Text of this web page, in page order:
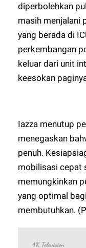
diperbolehkan
masih menjalani
yang berada di
perkembangan
keluar dari unit
keesokan
Iazza menutup
menegaskan
penuh.
mobilisasi cepat
memungkinkan
yang optimal
membutuhkan.